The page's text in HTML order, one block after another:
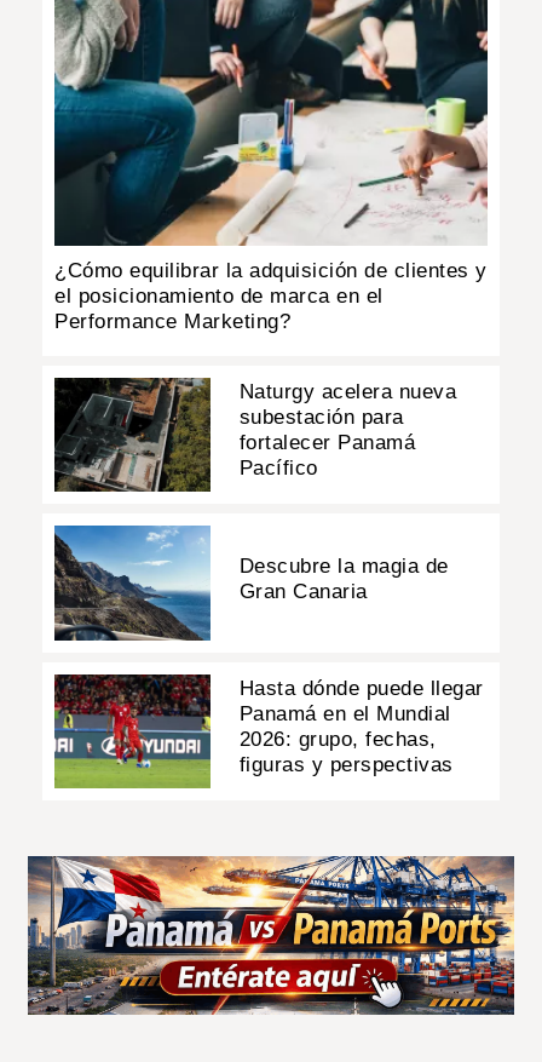
¿Cómo equilibrar la adquisición de clientes y
el posicionamiento de marca en el
Performance Marketing?
Naturgy acelera nueva
subestación para
fortalecer Panamá
Pacífico
Descubre la magia de
Gran Canaria
Hasta dónde puede llegar
Panamá en el Mundial
2026: grupo, fechas,
figuras y perspectivas